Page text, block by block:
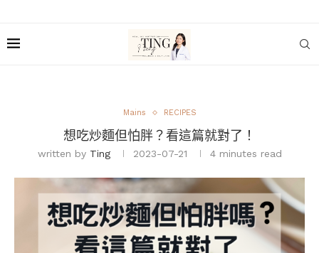
Mains RECIPES
想吃炒麵但怕胖？看這篇就對了！
written by Ting 2023-07-21 4 minutes read